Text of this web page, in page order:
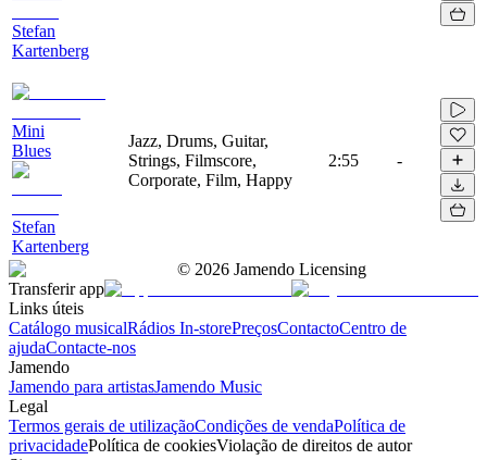
Stefan
Kartenberg
Mini
Blues
Stefan
Kartenberg
Jazz, Drums, Guitar,
Strings, Filmscore,
Corporate, Film, Happy
2:55 -
© 2026 Jamendo Licensing
Transferir app
Links úteis
Catálogo musicalRádios In-storePreçosContactoCentro de
ajudaContacte-nos
Jamendo
Jamendo para artistasJamendo Music
Legal
Termos gerais de utilizaçãoCondições de vendaPolítica de
privacidadePolítica de cookiesViolação de direitos de autor